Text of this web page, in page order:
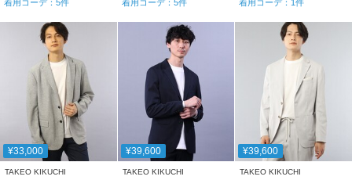
着用コーデ： 5件 着用コーデ： 5件 着用コーデ： 1件
¥33,000
TAKEO KIKUCHI
¥39,600
TAKEO KIKUCHI
¥39,600
TAKEO KIKUCHI